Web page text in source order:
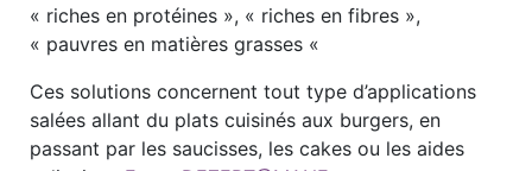
« riches en protéines », « riches en fibres »,
« pauvres en matières grasses «
Ces solutions concernent tout type d’applications
salées allant du plats cuisinés aux burgers, en
passant par les saucisses, les cakes ou les aides